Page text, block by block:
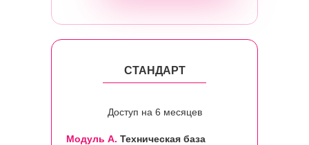
СТАНДАРТ
Доступ на 6 месяцев
Модуль А. Техническая база